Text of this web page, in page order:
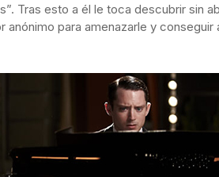
Tras esto a él le toca descubrir sin
para amenazarle y conseguir